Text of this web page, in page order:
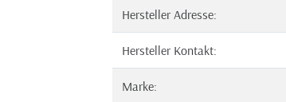
Hersteller Adresse:
Hersteller Kontakt:
Marke: